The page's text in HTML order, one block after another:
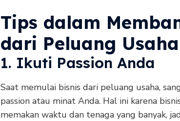
Tips dalam
dari Peluang Usaha
1. Ikuti Passion Anda
Saat memulai bisnis dari peluang usaha,
passion atau minat Anda. Hal ini karena
memakan waktu dan tenaga yang banyak,